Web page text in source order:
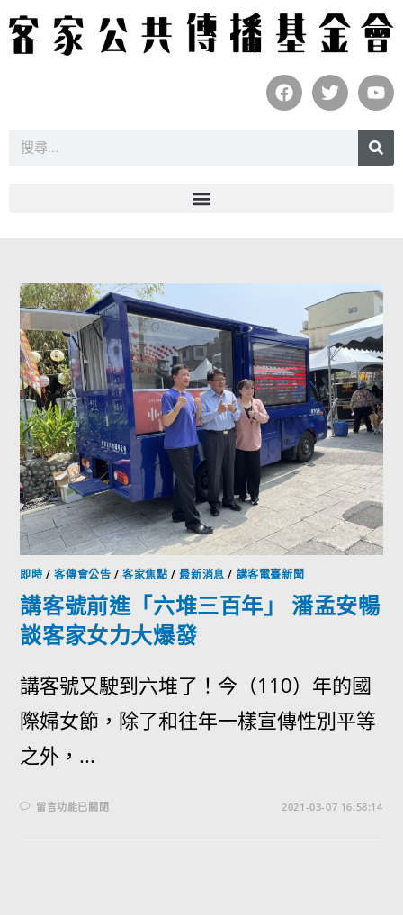
即時 /客傳會公告 /客家焦點 /最新消息 / 講客電臺新聞
講客號前進「六堆三百年」 潘孟安暢
談客家女力大爆發
講客號又駛到六堆了！今（110）年的國
際婦女節，除了和往年一樣宣傳性別平等
之外，...
留言功能已關閉 2021-03-07 16:58:14